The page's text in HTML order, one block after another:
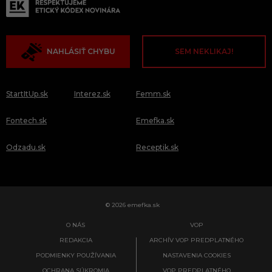
NAHLÁSIŤ CHYBU SEM NEKLIKAJ!
StartItUp.sk
Fontech.sk
Odzadu.sk
Interez.sk Femm.sk
Emefka.sk
Receptik.sk
© 2026 emefka.sk
O NÁS
REDAKCIA
PODMIENKY POUŽÍVANIA
VOP
ARCHÍV VOP PREDPLATNÉHO
NASTAVENIA COOKIES